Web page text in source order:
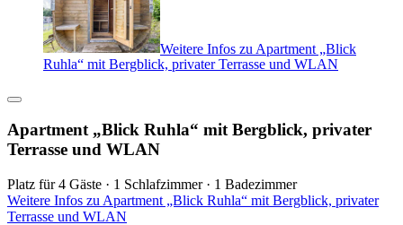
Weitere Infos zu Apartment „Blick
Ruhla“ mit Bergblick, privater Terrasse und WLAN
Apartment „Blick Ruhla“ mit Bergblick, privater
Terrasse und WLAN
Platz für 4 Gäste · 1 Schlafzimmer · 1 Badezimmer
Weitere Infos zu Apartment „Blick Ruhla“ mit Bergblick, privater
Terrasse und WLAN